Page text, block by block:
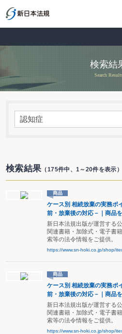
検索結
Search
検索結果（175件中、1～20件を表示）
商品
ケース別 相続放棄の実務ポ
前・放棄後の対応－｜商品
新日本法規出版が運営する
関連書籍・加除式・電子書
索等の法令情報をご提供。
https://www.sn-hoki.co.jp/shop/
商品
ケース別 相続放棄の実務ポ
前・放棄後の対応－｜商品
新日本法規出版が運営する
関連書籍・加除式・電子書
索等の法令情報をご提供。
https://www.sn-hoki.co.jp/shop/